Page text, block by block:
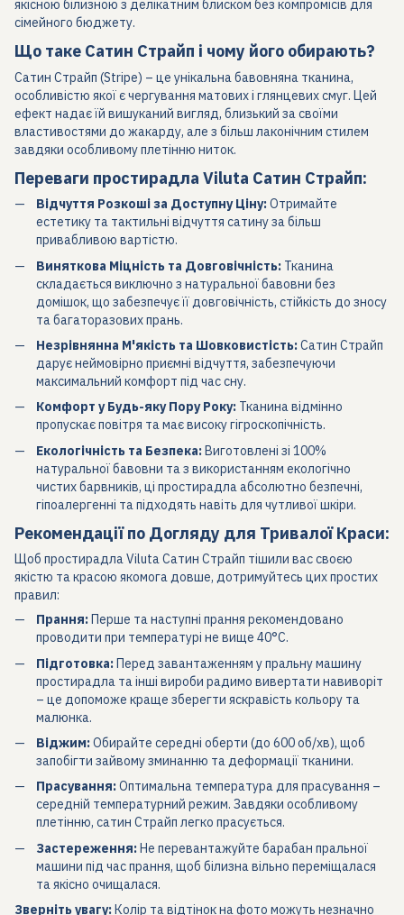
якісною білизною з делікатним блиском без компромісів для
сімейного бюджету.
Що таке Сатин Страйп і чому його обирають?
Сатин Страйп (Stripe) – це унікальна бавовняна тканина,
особливістю якої є чергування матових і глянцевих смуг. Цей
ефект надає їй вишуканий вигляд, близький за своїми
властивостями до жакарду, але з більш лаконічним стилем
завдяки особливому плетінню ниток.
Переваги простирадла Viluta Сатин Страйп:
Відчуття Розкоші за Доступну Ціну:Отримайте
естетику та тактильні відчуття сатину за більш
привабливою вартістю.
Виняткова Міцність та Довговічність: Тканина
складається виключно з натуральної бавовни без
домішок, що забезпечує її довговічність, стійкість до зносу
та багаторазових прань.
Незрівнянна М'якість та Шовковистість:Сатин Страйп
дарує неймовірно приємні відчуття, забезпечуючи
максимальний комфорт під час сну.
Комфорт у Будь-яку Пору Року: Тканина відмінно
пропускає повітря та має високу гігроскопічність.
Екологічність та Безпека:Виготовлені зі 100%
натуральної бавовни та з використанням екологічно
чистих барвників, ці простирадла абсолютно безпечні,
гіпоалергенні та підходять навіть для чутливої шкіри.
Рекомендації по Догляду для Тривалої Краси:
Щоб простирадла Viluta Сатин Страйп тішили вас своєю
якістю та красою якомога довше, дотримуйтесь цих простих
правил:
Прання:Перше та наступні прання рекомендовано
проводити при температурі не вище 40°C.
Підготовка:Перед завантаженням у пральну машину
простирадла та інші вироби радимо вивертати навиворіт
– це допоможе краще зберегти яскравість кольору та
малюнка.
Віджим:Обирайте середні оберти (до 600 об/хв), щоб
запобігти зайвому зминанню та деформації тканини.
Прасування:Оптимальна температура для прасування –
середній температурний режим. Завдяки особливому
плетінню, сатин Страйп легко прасується.
Застереження:Не перевантажуйте барабан пральної
машини під час прання, щоб білизна вільно переміщалася
та якісно очищалася.
Зверніть увагу:Колір та відтінок на фото можуть незначно